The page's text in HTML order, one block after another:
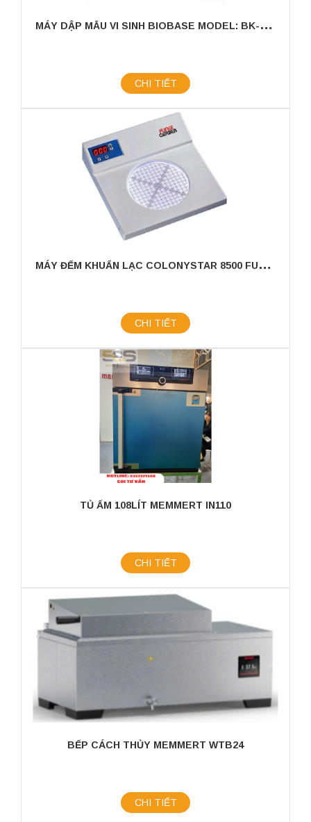
M
ÁY DẬP MẪU VI SINH BIOBASE MODEL: BK-SHG04
CHI TIẾT
M
ÁY ĐẾM KHUẨN LẠC COLONYSTAR 8500 FUNKER GERBER - ĐỨC
CHI TIẾT
TỦ ẤM 108LÍT MEMMERT IN110
CHI TIẾT
BẾP CÁCH THỦY MEMMERT WTB24
CHI TIẾT